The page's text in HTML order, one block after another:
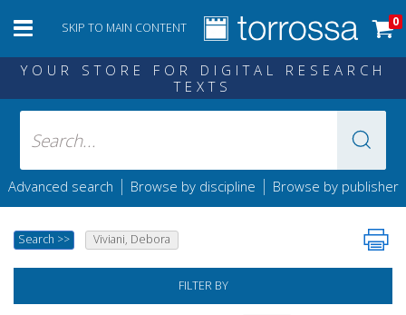
SKIP TO MAIN CONTENT 0
YOUR STORE FOR DIGITAL RESEARCH
TEXTS
Advanced search | Browse by discipline | Browse by publisher
Search >> Viviani, Debora
FILTER BY